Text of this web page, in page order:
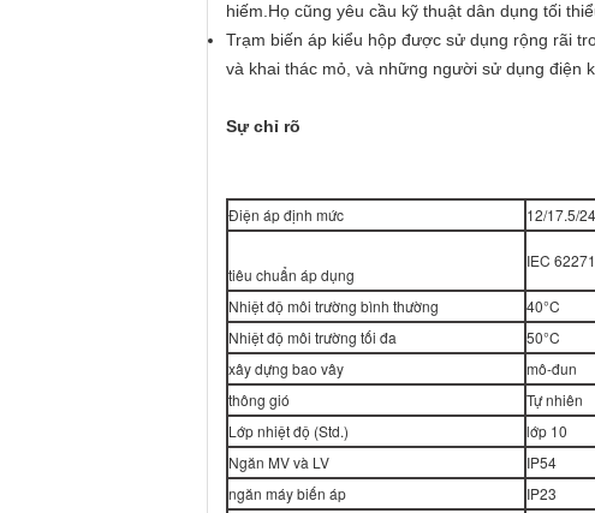
hiếm.Họ cũng yêu cầu kỹ thuật dân dụng tối
Trạm biến áp kiểu hộp được sử dụng rộng rãi
và khai thác mỏ, và những người sử dụng điện
Sự chỉ rõ
Điện áp định mức 12/17.5/
tiêu chuẩn áp dụng
IEC
Nhiệt độ môi trường bình thường 40°C
Nhiệt độ môi trường tối đa
50°C
xây dựng bao vây
mô-đun
thông gió
Tự nhiên
Lớp nhiệt độ (Std.)
lớp 10
Ngăn MV và LV
IP54
ngăn máy biến áp
IP23